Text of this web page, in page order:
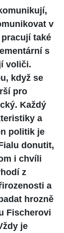
v
také
s
voliči.
když se
pro
Každý
a
politik je
donutit,
i chvíli
z
a
hrozně
Fischerovi
je